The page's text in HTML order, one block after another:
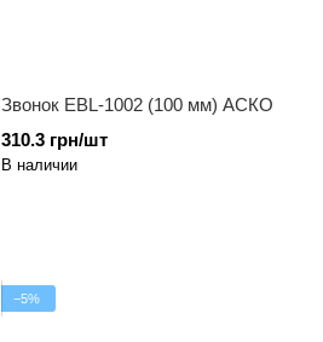
Звонок EBL-1002 (100 мм) АСКО
310.3 грн/шт
В наличии
−5%